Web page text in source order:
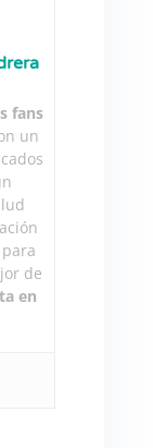
fans
un
de
en